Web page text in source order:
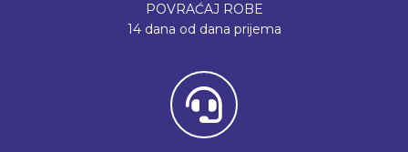
POVRAĆAJ ROBE
14 dana od dana prijema